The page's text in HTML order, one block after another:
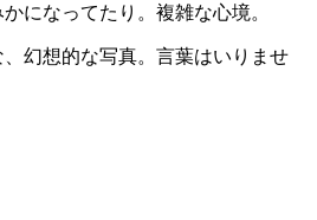
になってたり。複雑な心境。
幻想的な写真。言葉はいりませ